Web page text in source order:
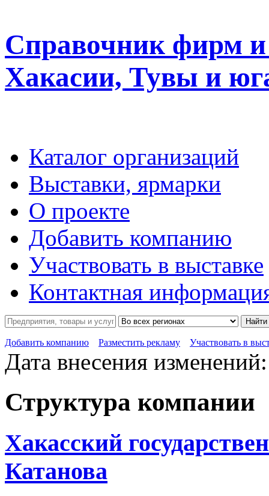
Справочник фирм и
Хакасии, Тувы и
Каталог организаций
Выставки, ярмарки
О проекте
Добавить компанию
Участвовать в выставке
Контактная
Найти
Добавить компанию Разместить рекламу Участвовать в
Дата внесения
Структура компании
Хакасский
Катанова